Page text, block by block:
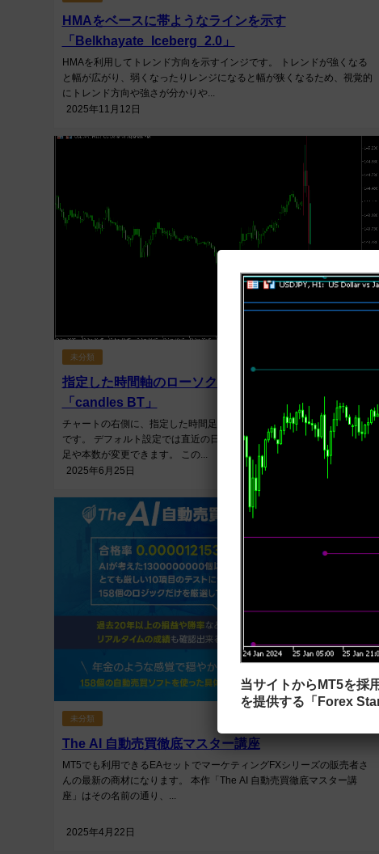
HMAをベースに帯ようなラインを示す
「Belkhayate_Iceberg_2.0」
HMAを利用してトレンド方向を示すインジです。 トレンドが強くなる
と幅が広がり、弱くなったりレンジになると幅が狭くなるため、視覚的
にトレンド方向や強さが分かりや...
2025年11月12日
未分類
指定した時間軸のローソク足をチャート横に示す
「candles BT」
チャートの右側に、指定した時間足のローソク足を数本表示するインジ
です。 デフォルト設定では直近の日足を5本表示しますが、設定で時間
足や本数が変更できます。 この...
2025年6月25日
未分類
The AI 自動売買徹底マスター講座
MT5でも利用できるEAセットでマーケティングFXシリーズの販売者さ
んの最新の商材になります。 本作「The AI 自動売買徹底マスター講
座」はその名前の通り、...
2025年4月22日
当サイトからMT5を採
を提供する「Forex